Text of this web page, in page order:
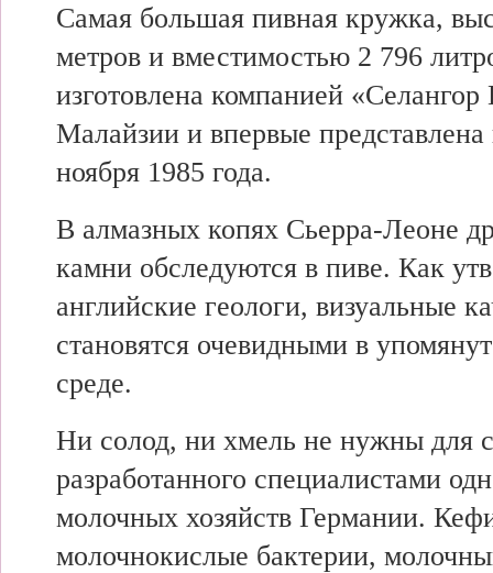
Самая большая пивная кружка,
метров и вместимостью 2 796
изготовлена компанией
Малайзии и впервые представлена
ноября 1985 года.
В алмазных копях Сьерра-Леоне
камни обследуются в пиве. Как
английские геологи, визуальные
становятся очевидными в
среде.
Ни солод, ни хмель не нужны для
разработанного специалистами
молочных хозяйств Германии.
молочнокислые бактерии,